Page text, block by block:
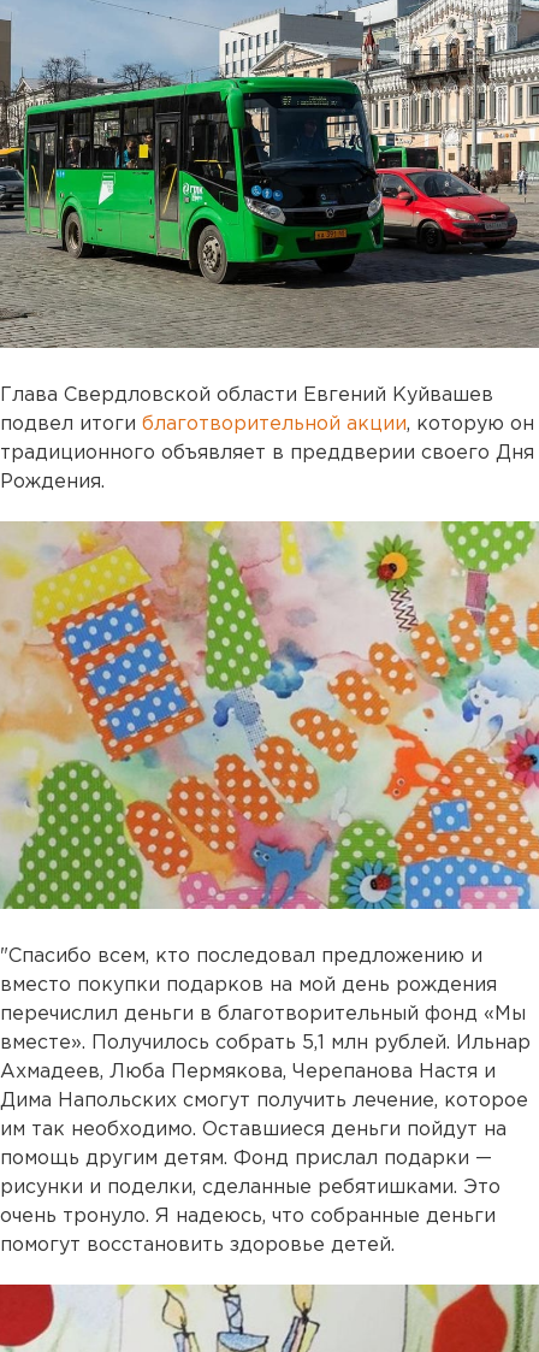
Глава Свердловской области Евгений Куйвашев
подвел итоги благотворительной акции, которую он
традиционного объявляет в преддверии своего Дня
Рождения.
"Спасибо всем, кто последовал предложению и
вместо покупки подарков на мой день рождения
перечислил деньги в благотворительный фонд «Мы
вместе». Получилось собрать 5,1 млн рублей. Ильнар
Ахмадеев, Люба Пермякова, Черепанова Настя и
Дима Напольских смогут получить лечение, которое
им так необходимо. Оставшиеся деньги пойдут на
помощь другим детям. Фонд прислал подарки —
рисунки и поделки, сделанные ребятишками. Это
очень тронуло. Я надеюсь, что собранные деньги
помогут восстановить здоровье детей.